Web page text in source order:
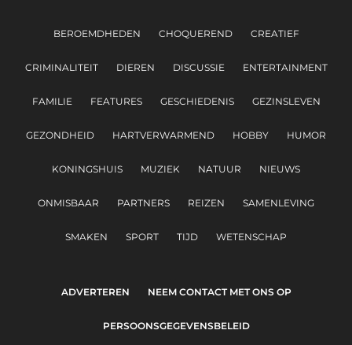
BEROEMDHEDEN CHOQUEREND CREATIEF
CRIMINALITEIT DIEREN DISCUSSIE ENTERTAINMENT
FAMILIE FEATURES GESCHIEDENIS GEZINSLEVEN
GEZONDHEID HARTVERWARMEND HOBBY HUMOR
KONINGSHUIS MUZIEK NATUUR NIEUWS
ONMISBAAR PARTNERS REIZEN SAMENLEVING
SMAKEN SPORT TIJD WETENSCHAP
ADVERTEREN NEEM CONTACT MET ONS OP
PERSOONSGEGEVENSBELEID